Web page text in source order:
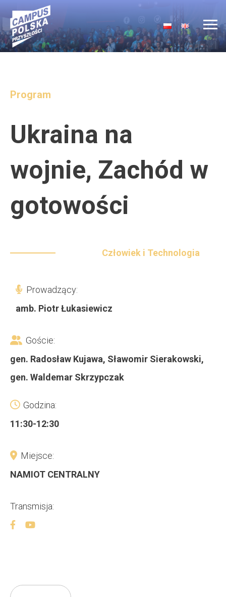
Main Navigation
Program
Ukraina na
wojnie, Zachód w
gotowości
Człowiek i Technologia
Prowadzący:
amb. Piotr Łukasiewicz
Goście:
gen. Radosław Kujawa, Sławomir Sierakowski,
gen. Waldemar Skrzypczak
Godzina:
11:30-12:30
Miejsce:
NAMIOT CENTRALNY
Transmisja: